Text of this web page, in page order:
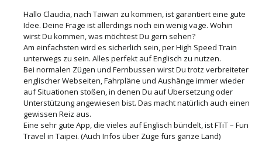
Hallo Claudia, nach Taiwan zu kommen, ist garantiert eine gute
Idee. Deine Frage ist allerdings noch ein wenig vage. Wohin
wirst Du kommen, was möchtest Du gern sehen?
Am einfachsten wird es sicherlich sein, per High Speed Train
unterwegs zu sein. Alles perfekt auf Englisch zu nutzen.
Bei normalen Zügen und Fernbussen wirst Du trotz verbreiteter
englischer Webseiten, Fahrpläne und Aushänge immer wieder
auf Situationen stoßen, in denen Du auf Übersetzung oder
Unterstützung angewiesen bist. Das macht natürlich auch einen
gewissen Reiz aus.
Eine sehr gute App, die vieles auf Englisch bündelt, ist FTiT – Fun
Travel in Taipei. (Auch Infos über Züge fürs ganze Land)